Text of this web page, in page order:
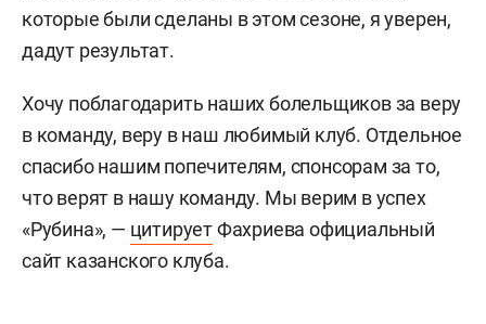
которые были сделаны в этом сезоне, я уверен,
дадут результат.
Хочу поблагодарить наших болельщиков за веру
в команду, веру в наш любимый клуб. Отдельное
спасибо нашим попечителям, спонсорам за то,
что верят в нашу команду. Мы верим в успех
«Рубина», — цитируетФахриева официальный
сайт казанского клуба.